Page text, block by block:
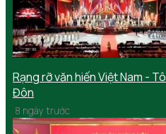
Rạng rỡ văn hiến Việt Nam -
Đôn
8 ngày trước